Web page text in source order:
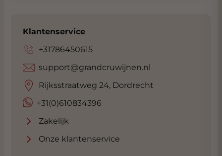
Klantenservice
+31786450615
+31(0)610834396
support@grandcruwijnen.nl
Rijksstraatweg 24, Dordrecht
Zakelijk
Onze klantenservice